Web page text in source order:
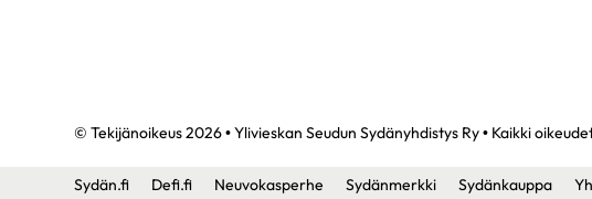
© Tekijänoikeus 2026 • Ylivieskan Seudun Sydänyhdistys Ry • Kaikki
Sydän.fi Defi.fi Neuvokasperhe Sydänmerkki Sydänkauppa